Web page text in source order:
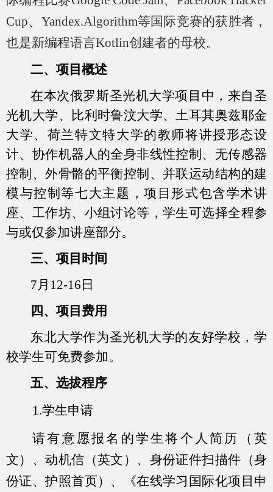
Cup、 Yandex.Algorithm等国际竞赛的获胜者，
也是新编程语言Kotlin创建者的母校。
二、 项目概述
在本次俄罗斯圣光机大学项目中，来自圣
光机大学、比利时鲁汶大学、土耳其奥兹耶金
大学、荷兰特文特大学的教师将讲授形态设
计、协作机器人的全身非线性控制、无传感器
控制、外骨骼的平衡控制、并联运动结构的建
模与控制等七大主题，项目形式包含学术讲
座、工作坊、小组讨论等，学生可选择全程参
与或仅参加讲座部分。
三、项目时间
7月 12-16 日
四、项目费用
东北大学作为圣光机大学的友好学校，学
校学生可免费参加。
五、选拔程序
1.学生申请
请有意愿报名的学生将个人简历（英
文）、动机信（英文）、身份证件扫描件（身
份证、护照首页）、《在线学习国际化项目申